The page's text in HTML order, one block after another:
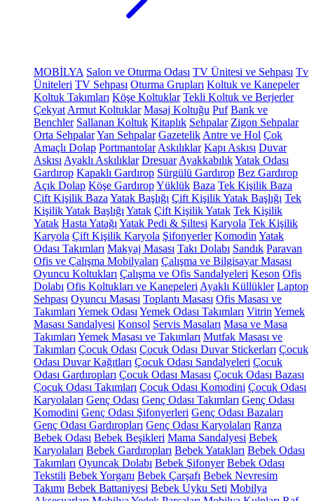
MOBİLYA Salon ve Oturma Odası TV Ünitesi ve Sehpası Tv
Üniteleri TV Sehpası Oturma Grupları Koltuk ve Kanepeler
Koltuk Takımları Köşe Koltuklar Tekli Koltuk ve Berjerler
Çekyat Armut Koltuklar Masaj Koltuğu Puf Bank ve
Benchler Sallanan Koltuk Kitaplık Sehpalar Zigon Sehpalar
Orta SehpalarYan Sehpalar Gazetelik Antre ve Hol Çok
Amaçlı Dolap Portmantolar Askılıklar Kapı Askısı Duvar
Askısı Ayaklı Askılıklar Dresuar AyakkabılıkYatak Odası
Gardırop Kapaklı Gardırop Sürgülü Gardırop Bez Gardırop
Açık Dolap Köşe GardıropYüklük Baza Tek Kişilik Baza
Çift Kişilik Baza Yatak Başlığı Çift Kişilik Yatak Başlığı Tek
Kişilik Yatak Başlığı Yatak Çift Kişilik Yatak Tek Kişilik
Yatak Hasta Yatağı Yatak Pedi & Şiltesi Karyola Tek Kişilik
Karyola Çift Kişilik Karyola Şifonyerler Komodin Yatak
Odası Takımları Makyaj Masası Takı Dolabı Sandık Paravan
Ofis ve Çalışma Mobilyaları Çalışma ve Bilgisayar Masası
Oyuncu Koltukları Çalışma ve Ofis Sandalyeleri Keson Ofis
Dolabı Ofis Koltukları ve Kanepeleri Ayaklı Küllükler Laptop
Sehpası Oyuncu Masası Toplantı Masası Ofis Masası ve
Takımları Yemek Odası Yemek Odası Takımları Vitrin Yemek
Masası Sandalyesi Konsol Servis Masaları Masa ve Masa
Takımları Yemek Masası ve Takımları Mutfak Masası ve
Takımları Çocuk Odası Çocuk Odası Duvar Stickerları Çocuk
Odası Duvar Kağıtları Çocuk Odası Sandalyeleri Çocuk
Odası Gardıropları Çocuk Odası Masası Çocuk Odası Bazası
Çocuk Odası Takımları Çocuk Odası Komodini Çocuk Odası
Karyolaları Genç Odası Genç Odası Takımları Genç Odası
Komodini Genç Odası Şifonyerleri Genç Odası Bazaları
Genç Odası Gardıropları Genç Odası Karyolaları Ranza
Bebek Odası Bebek Beşikleri Mama Sandalyesi Bebek
Karyolaları Bebek Gardıropları Bebek Yatakları Bebek Odası
Takımları Oyuncak Dolabı Bebek Şifonyer Bebek Odası
Tekstili Bebek Yorganı Bebek Çarşafı Bebek Nevresim
Takımı Bebek Battaniyesi Bebek Uyku Seti Mobilya